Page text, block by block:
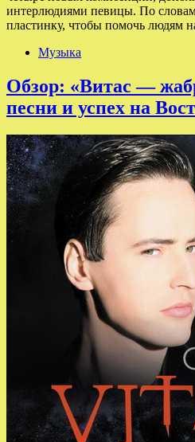
интерлюдиями певицы. По
пластинку, чтобы помочь людям
Музыка
Обзор: «Витас —
песни и успех на